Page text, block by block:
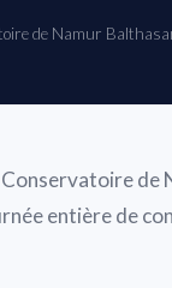
de Namur
entière de